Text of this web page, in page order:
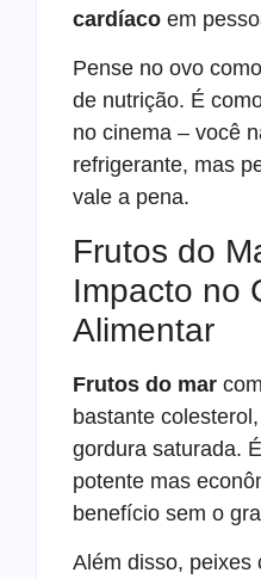
cardíaco em
Pense no ovo
de nutrição. É
no cinema – você
refrigerante, mas
vale a pena.
Frutos do
Impacto no
Alimentar
Frutos do mar
bastante
gordura saturada.
potente mas
benefício sem o
Além disso, peixes